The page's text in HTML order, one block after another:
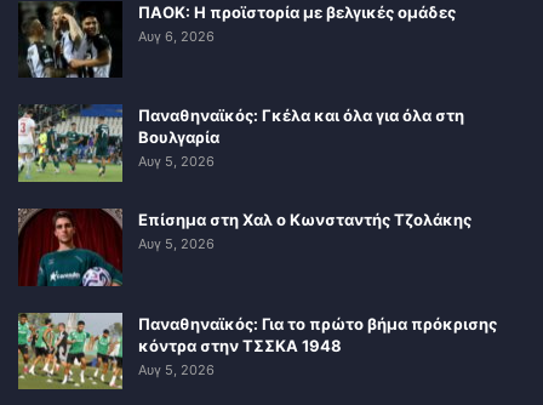
ΠΑΟΚ: Η προϊστορία με βελγικές ομάδες
Αυγ 6, 2026
Παναθηναϊκός: Γκέλα και όλα για όλα στη
Βουλγαρία
Αυγ 5, 2026
Επίσημα στη Χαλ ο Κωνσταντής Τζολάκης
Αυγ 5, 2026
Παναθηναϊκός: Για το πρώτο βήμα πρόκρισης
κόντρα στην ΤΣΣΚΑ 1948
Αυγ 5, 2026